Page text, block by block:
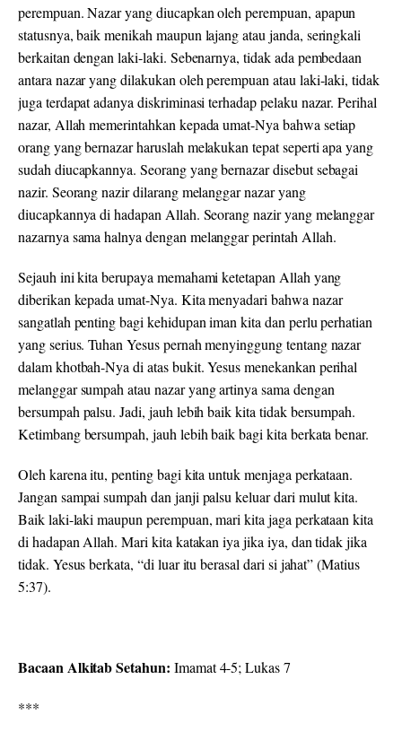
perempuan. Nazar yang diucapkan oleh perempuan, apapun
statusnya, baik menikah maupun lajang atau janda, seringkali
berkaitan dengan laki-laki. Sebenarnya, tidak ada pembedaan
antara nazar yang dilakukan oleh perempuan atau laki-laki, tidak
juga terdapat adanya diskriminasi terhadap pelaku nazar. Perihal
nazar, Allah memerintahkan kepada umat-Nya bahwa setiap
orang yang bernazar haruslah melakukan tepat seperti apa yang
sudah diucapkannya. Seorang yang bernazar disebut sebagai
nazir. Seorang nazir dilarang melanggar nazar yang
diucapkannya di hadapan Allah. Seorang nazir yang melanggar
nazarnya sama halnya dengan melanggar perintah Allah.
Sejauh ini kita berupaya memahami ketetapan Allah yang
diberikan kepada umat-Nya. Kita menyadari bahwa nazar
sangatlah penting bagi kehidupan iman kita dan perlu perhatian
yang serius. Tuhan Yesus pernah menyinggung tentang nazar
dalam khotbah-Nya di atas bukit. Yesus menekankan perihal
melanggar sumpah atau nazar yang artinya sama dengan
bersumpah palsu. Jadi, jauh lebih baik kita tidak bersumpah.
Ketimbang bersumpah, jauh lebih baik bagi kita berkata benar.
Oleh karena itu, penting bagi kita untuk menjaga perkataan.
Jangan sampai sumpah dan janji palsu keluar dari mulut kita.
Baik laki-laki maupun perempuan, mari kita jaga perkataan kita
di hadapan Allah. Mari kita katakan iya jika iya, dan tidak jika
tidak. Yesus berkata, “di luar itu berasal dari si jahat” (Matius
5:37).
Bacaan Alkitab Setahun: Imamat 4-5; Lukas 7
***